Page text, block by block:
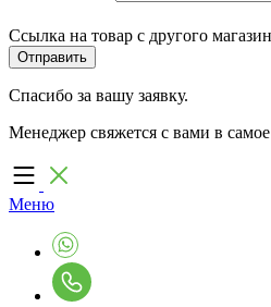
Ссылка на товар с другого
Спасибо за вашу заявку.
Менеджер свяжется с вами в
Меню